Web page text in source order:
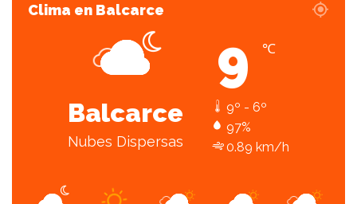
Clima en Balcarce
Balcarce
Nubes Dispersas
9 ℃
9º - 6º
97%
0.89 km/h